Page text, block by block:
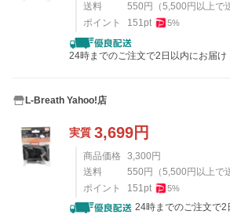
送料
550 円 （5,500 円以上で
ポイント
151pt 5%
24時までのご注文で2日以内にお届け
L-Breath Yahoo!店
実質 3,699円
商品価格 3,300円
送料
550円 （5,500円以上で
ポイント
151 pt 5%
24時までのご注文で2